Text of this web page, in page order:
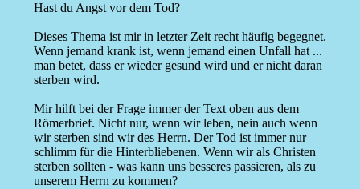
Hast du Angst vor dem Tod?
Dieses Thema ist mir in letzter Zeit recht häufig begegnet.
Wenn jemand krank ist, wenn jemand einen Unfall hat ...
man betet, dass er wieder gesund wird und er nicht daran
sterben wird.
Mir hilft bei der Frage immer der Text oben aus dem
Römerbrief. Nicht nur, wenn wir leben, nein auch wenn
wir sterben sind wir des Herrn. Der Tod ist immer nur
schlimm für die Hinterbliebenen. Wenn wir als Christen
sterben sollten - was kann uns besseres passieren, als zu
unserem Herrn zu kommen?